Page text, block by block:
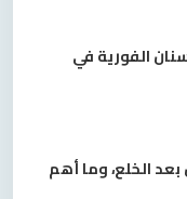
الفورية في
الخلع، وما أهم